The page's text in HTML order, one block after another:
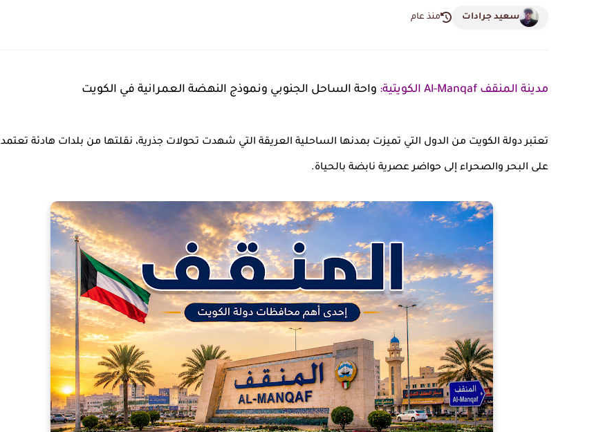
سعيد جرادات منذ عام
مدينة المنقف Al-Manqaf الكويتية: واحة الساحل الجنوبي ونموذج النهضة العمرانية في الكويت
تعتبر دولة الكويت من الدول التي تميزت بمدنها الساحلية العريقة التي شهدت تحولات جذرية، نقلتها من بلدات هادئة تعتمد
على البحر والصحراء إلى حواضر عصرية نابضة بالحياة.